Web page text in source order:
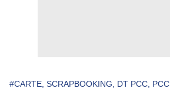
#CARTE, SCRAPBOOKING, DT PCC, PCC